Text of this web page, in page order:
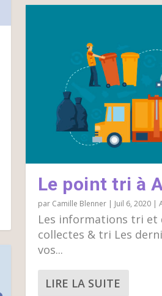
Le point tri à
par Camille Blenner| Juil 6, 2020|
Les informations tri et
collectes & tri Les
vos...
LIRE LA SUITE